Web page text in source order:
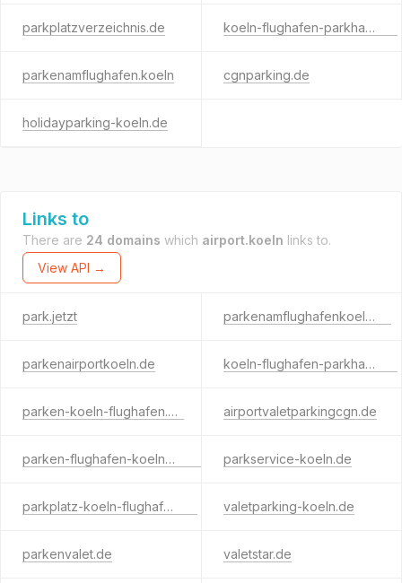
parkplatzverzeichnis.de koeln-flughafen-parkhaus.de
parkenamflughafen.koeln cgnparking.de
holidayparking-koeln.de
Links to
There are 24 domains which airport.koeln links to.
View API →
park.jetzt parkenamflughafenkoeln.de
parkenairportkoeln.de koeln-flughafen-parkhaus.de
parken-koeln-flughafen.de airportvaletparkingcgn.de
parken-flughafen-koelnbonn.de parkservice-koeln.de
parkplatz-koeln-flughafen.de valetparking-koeln.de
parkenvalet.de valetstar.de